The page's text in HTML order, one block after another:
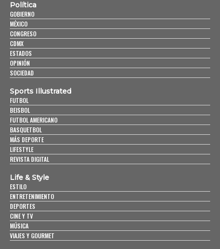
Política
GOBIERNO
MÉXICO
CONGRESO
CDMX
ESTADOS
OPINIÓN
SOCIEDAD
Sports Illustrated
FUTBOL
BEISBOL
FUTBOL AMERICANO
BASQUETBOL
MÁS DEPORTE
LIFESTYLE
REVISTA DIGITAL
Life & Style
ESTILO
ENTRETENIMIENTO
DEPORTES
CINE Y TV
MÚSICA
VIAJES Y GOURMET